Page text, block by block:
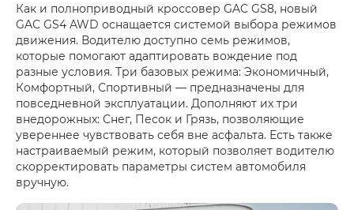
Как и полноприводный кроссовер GAC GS8, новый
GAC GS4 AWD оснащается системой выбора режимов
движения. Водителю доступно семь режимов,
которые помогают адаптировать вождение под
разные условия. Три базовых режима: Экономичный,
Комфортный, Спортивный — предназначены для
повседневной эксплуатации. Дополняют их три
внедорожных: Снег, Песок и Грязь, позволяющие
увереннее чувствовать себя вне асфальта. Есть также
настраиваемый режим, который позволяет водителю
скорректировать параметры систем автомобиля
вручную.